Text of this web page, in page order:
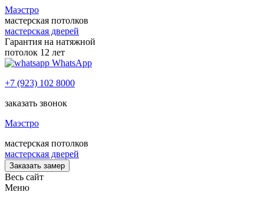
Маэстро
мастерская потолков
мастерская дверей
Гарантия на натяжной
потолок 12 лет
WhatsApp
+7 (923) 102 8000
заказать звонок
Маэстро
мастерская потолков
мастерская дверей
Заказать замер
Весь сайт
Меню